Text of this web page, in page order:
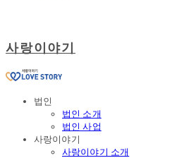
사랑이야기
법인
법인 소개
법인 사업
사랑이야기
사랑이야기 소개